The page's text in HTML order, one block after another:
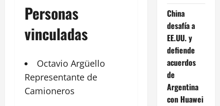
Personas
vinculadas
Octavio Argüello
Representante de
Camioneros
China
desafía a
EE.UU. y
defiende
acuerdos
de
Argentina
con Huawei